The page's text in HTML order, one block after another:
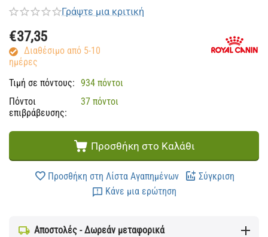
Γράψτε μια κριτική
€37,35
Διαθέσιμο από 5-10
ημέρες
Τιμή σε πόντους: 934 πόντοι
Πόντοι
επιβράβευσης:
37 πόντοι
Προσθήκη στο Καλάθι
Προσθήκη στη Λίστα Αγαπημένων
Σύγκριση
Κάνε μια ερώτηση
Αποστολές - Δωρεάν μεταφορικά